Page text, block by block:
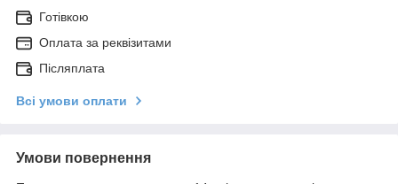
Готівкою
Оплата за реквізитами
Післяплата
Всі умови оплати
Умови повернення